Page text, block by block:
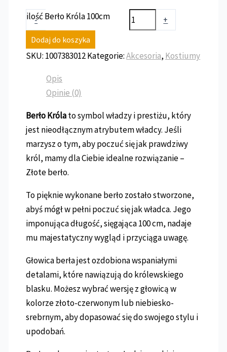
-
ilość Berło Króla 100cm +
Dodaj do koszyka
SKU: 1007383012Kategorie:Akcesoria, Kostiumy
Opis
Opinie (0)
Berło Królato symbol władzy i prestiżu, który
jest nieodłącznym atrybutem władcy. Jeśli
marzysz o tym, aby poczuć się jak prawdziwy
król, mamy dla Ciebie idealne rozwiązanie –
Złote berło.
To pięknie wykonane berło zostało stworzone,
abyś mógł w pełni poczuć się jak władca. Jego
imponująca długość, sięgająca 100 cm, nadaje
mu majestatyczny wygląd i przyciąga uwagę.
Głowica berła jest ozdobiona wspaniałymi
detalami, które nawiązują do królewskiego
blasku. Możesz wybrać wersję z głowicą w
kolorze złoto-czerwonym lub niebiesko-
srebrnym, aby dopasować się do swojego stylu i
upodobań.